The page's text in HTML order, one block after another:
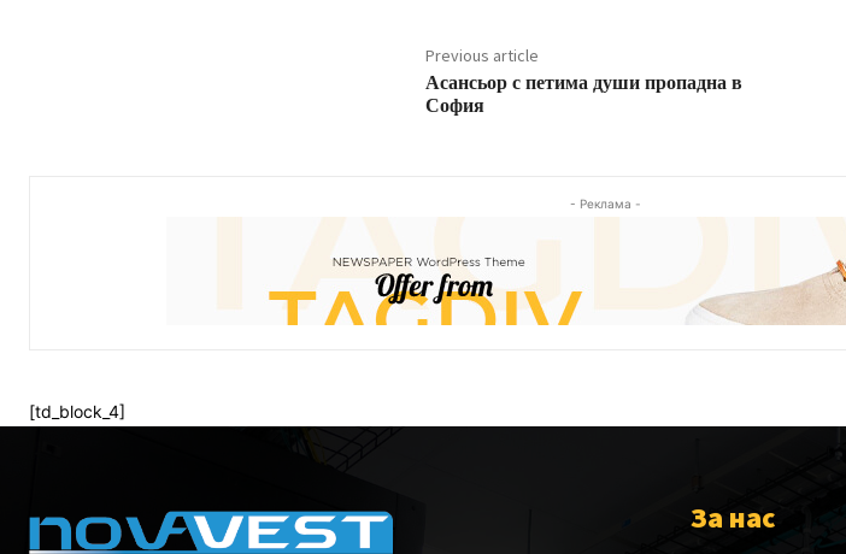
Previous article
Асансьор с петима души пропадна в
София
- Реклама -
[td_block_4]
За нас